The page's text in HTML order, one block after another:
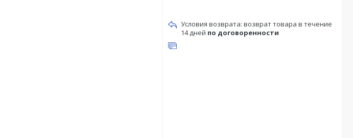
возврат товара в течение
14 дней по договоренности